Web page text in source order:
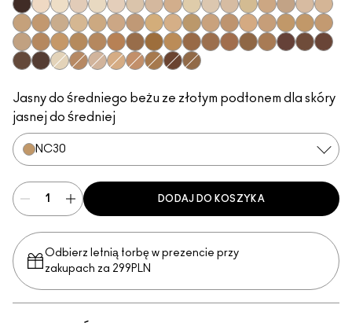
NC66N10NC7NW8NW5NW7NC10NW10N11NC11NC11.5
NW11NC12NC14.5
N12N18NW13
NC15NC16NC17NC17.5
NC18NW15NW18NC20NW20
NC25C3.5NW22NW25
NC27NC30NC35NC37
NC38NW35NC40NC42NW40NW43NW45NC45NC47NC50NW47
Jasny do średniego beżu ze złotym podtonem dla skóry
jasnej do średniej
NC30
DODAJ DO KOSZYKA
Odbierz letnią torbę w prezencie przy
zakupach za 299PLN